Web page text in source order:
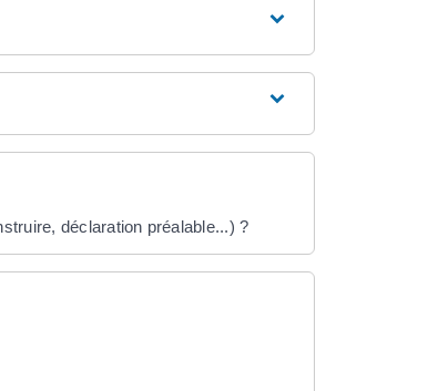
déclaration préalable...) ?